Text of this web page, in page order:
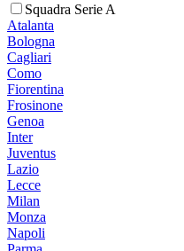
Squadra Serie A
Atalanta
Bologna
Cagliari
Como
Fiorentina
Frosinone
Genoa
Inter
Juventus
Lazio
Lecce
Milan
Monza
Napoli